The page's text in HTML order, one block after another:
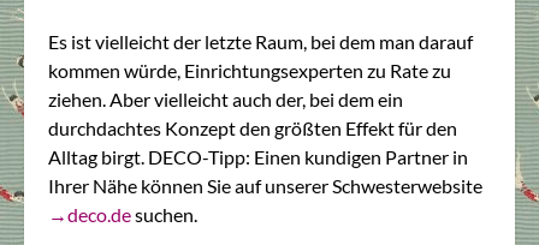
Es ist vielleicht der letzte Raum, bei dem man darauf
kommen würde, Einrichtungsexperten zu Rate zu
ziehen. Aber vielleicht auch der, bei dem ein
durchdachtes Konzept den größten Effekt für den
Alltag birgt. DECO-Tipp: Einen kundigen Partner in
Ihrer Nähe können Sie auf unserer Schwesterwebsite
→deco.desuchen.